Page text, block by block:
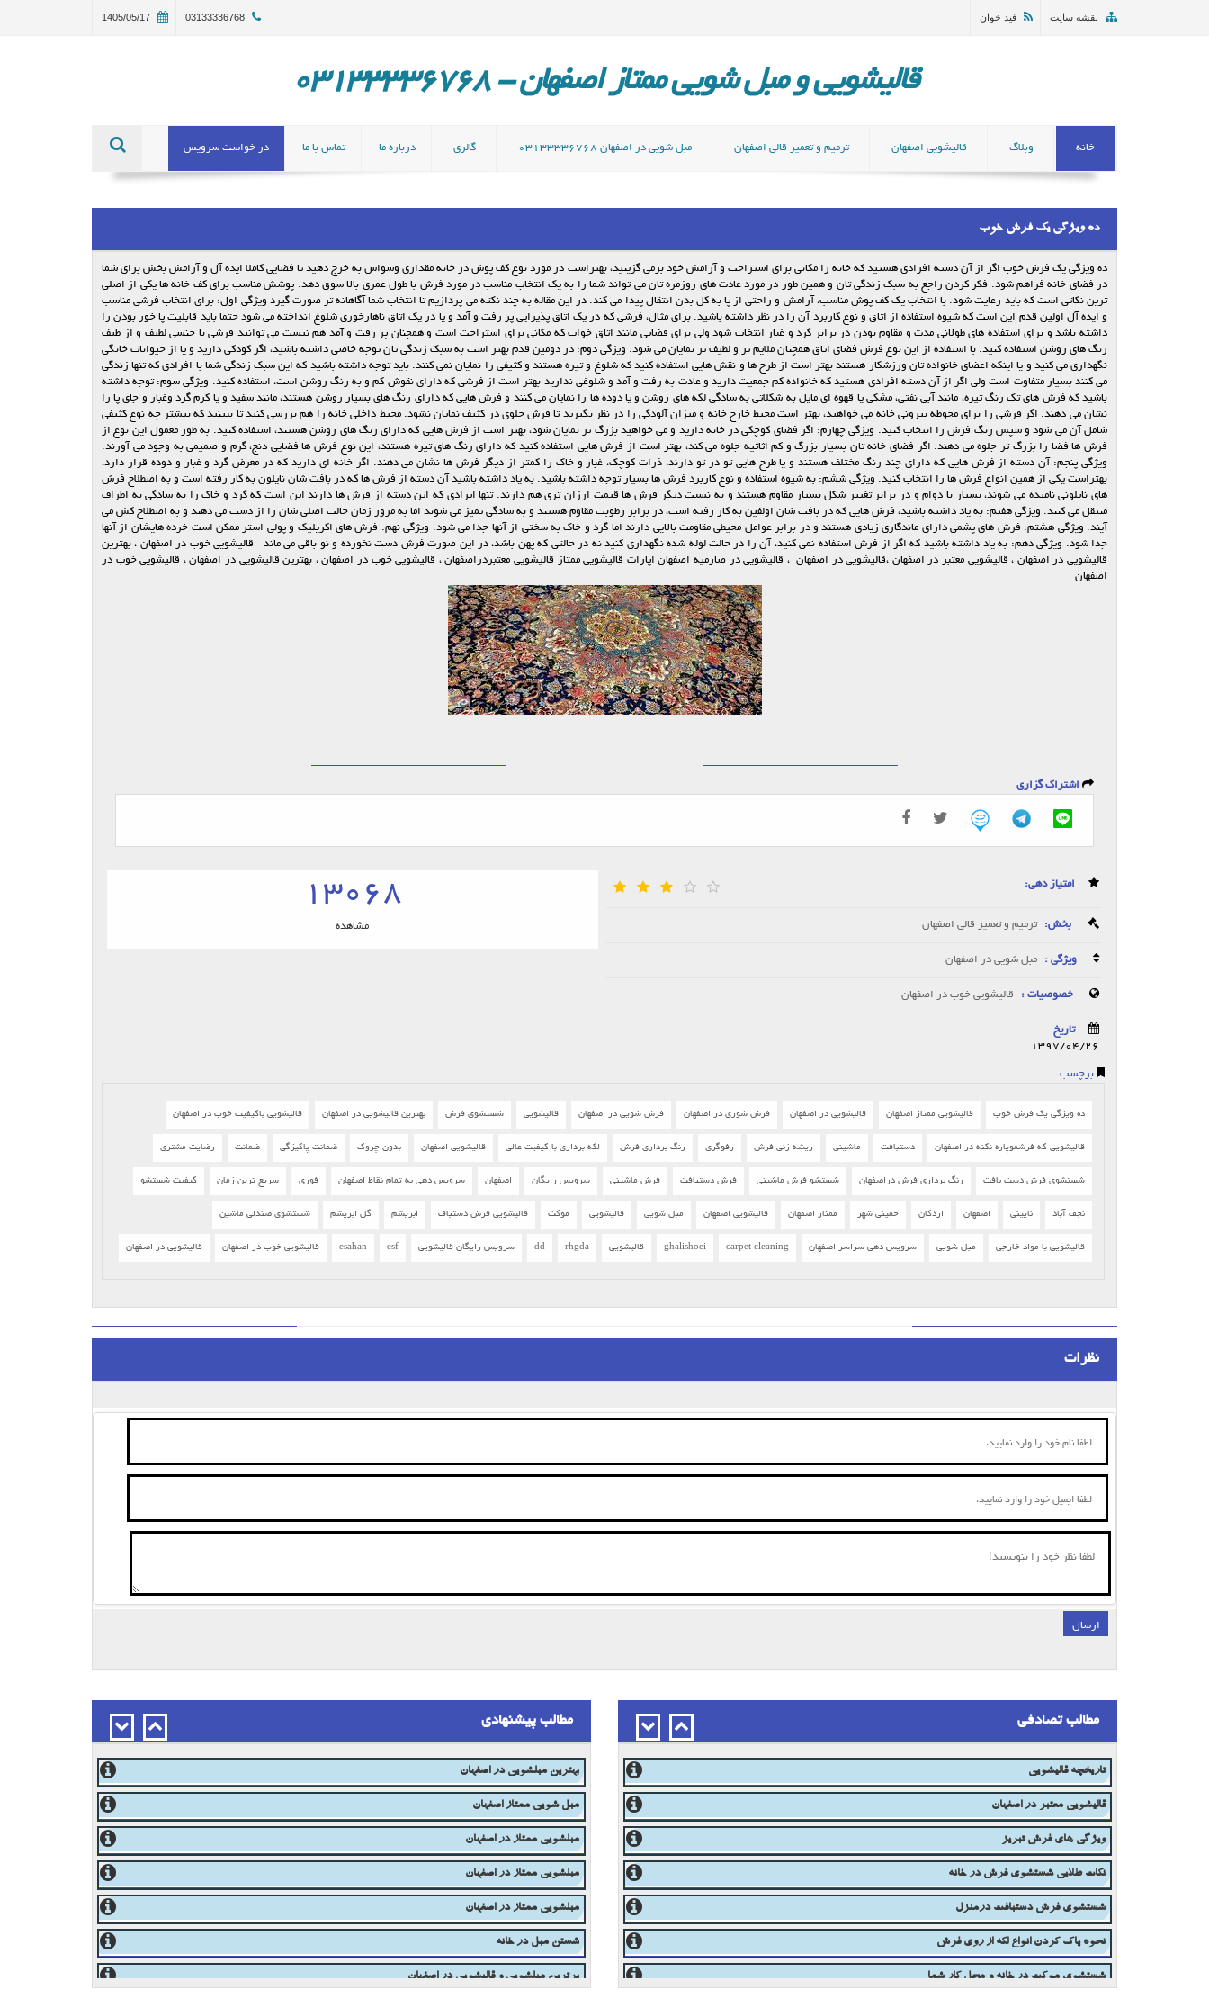
03133336768
1405/05/17 نقشه سایت فید خوان
قالیشویی و مبل شویی ممتاز اصفهان - 03133336768
خانه وبلاگ قالیشویی اصفهان ترمیم و تعمیر قالی اصفهان مبل شویی در اصفهان 03133336768 گالری درباره ما تماس با ما در خواست سرویس
ده ویژگی یک فرش خوب
ده ویژگی یک فرش خوب اگر از آن دسته افرادی هستید که خانه را مکانی برای استراحت و آرامش خود برمی گزینید، بهتراست در مورد نوع کف پوش در خانه مقداری وسواس به خرج دهید تا فضایی کاملا ایده آل و آرامش بخش برای شما
در فضای خانه فراهم شود. فکر کردن راجع به سبک زندگی تان و همین طور در مورد عادت های روزمره تان می تواند شما را به یک انتخاب مناسب در مورد فرش با طول عمری بالا سوق دهد. پوشش مناسب برای کف خانه ها یکی از اصلی
ترین نکاتی است که باید رعایت شود. با انتخاب یک کف پوش مناسب، آرامش و راحتی از پا به کل بدن انتقال پیدا می کند. در این مقاله به چند نکته می پردازیم تا انتخاب شما آگاهانه تر صورت گیرد ویژگی اول: برای انتخاب فرشی مناسب
و ایده آل اولین قدم این است که شیوه استفاده از اتاق و نوع کاربرد آن را در نظر داشته باشید. برای مثال، فرشی که در یک اتاق پذیرایی پر رفت و آمد و یا در یک اتاق ناهارخوری شلوغ انداخته می شود حتما باید قابلیت پا خور بودن را
داشته باشد و برای استفاده های طولانی مدت و مقاوم بودن در برابر گرد و غبار انتخاب شود ولی برای فضایی مانند اتاق خواب که مکانی برای استراحت است و همچنان پر رفت و آمد هم نیست می توانید فرشی با جنسی لطیف و از طیف
رنگ های روشن استفاده کنید. با استفاده از این نوع فرش فضای اتاق همچنان ملایم تر و لطیف تر نمایان می شود. ویژگی دوم: در دومین قدم بهتر است به سبک زندگی تان توجه خاصی داشته باشید، اگر کودکی دارید و یا از حیوانات خانگی
نگهداری می کنید و یا اینکه اعضای خانواده تان ورزشکار هستند بهتر است از طرح ها و نقش هایی استفاده کنید که شلوغ و تیره هستند و کثیفی را نمایان نمی کنند. باید توجه داشته باشید که این سبک زندگی شما با افرادی که تنها زندگی
می کنند بسیار متفاوت است ولی اگر از آن دسته افرادی هستید که خانواده کم جمعیت دارید و عادت به رفت و آمد و شلوغی ندارید بهتر است از فرشی که دارای نقوش کم و به رنگ روشن است، استفاده کنید. ویژگی سوم: توجه داشته
باشید که فرش های تک رنگ تیره، مانند آبی نفتی، مشکی یا قهوه ای مایل به شکلاتی به سادگی لکه های روشن و یا دوده ها را نمایان می کنند و فرش هایی که دارای رنگ های بسیار روشن هستند، مانند سفید و یا کرم گرد وغبار و جای پا را
نشان می دهند. اگر فرشی را برای محوطه بیرونی خانه می خواهید، بهتر است محیط خارج خانه و میزان آلودگی را در نظر بگیرید تا فرش جلوی در کثیف نمایان نشود. محیط داخلی خانه را هم بررسی کنید تا ببینید که بیشتر چه نوع کثیفی
شامل آن می شود و سپس رنگ فرش را انتخاب کنید. ویژگی چهارم: اگر فضای کوچکی در خانه دارید و می خواهید بزرگ تر نمایان شود، بهتر است از فرش هایی که دارای رنگ های روشن هستند، استفاده کنید. به طور معمول این نوع از
فرش ها فضا را بزرگ تر جلوه می دهند. اگر فضای خانه تان بسیار بزرگ و کم اثاثیه جلوه می کند، بهتر است از فرش هایی استفاده کنید که دارای رنگ های تیره هستند، این نوع فرش ها فضایی دنج، گرم و صمیمی به وجود می آورند.
ویژگی پنجم: آن دسته از فرش هایی که دارای چند رنگ مختلف هستند و یا طرح هایی تو در تو دارند، ذرات کوچک، غبار و خاک را کمتر از دیگر فرش ها نشان می دهند. اگر خانه ای دارید که در معرض گرد و غبار و دوده قرار دارد،
بهتراست یکی از همین انواع فرش ها را انتخاب کنید. ویژگی ششم: به شیوه استفاده و نوع کاربرد فرش ها بسیار توجه داشته باشید. به یاد داشته باشید آن دسته از فرش ها که در بافت شان نایلون به کار رفته است و به اصطلاح فرش
های نایلونی نامیده می شوند، بسیار با دوام و در برابر تغییر شکل بسیار مقاوم هستند و به نسبت دیگر فرش ها قیمت ارزان تری هم دارند. تنها ایرادی که این دسته از فرش ها دارند این است که گرد و خاک را به سادگی به اطراف
منتقل می کنند. ویژگی هفتم: به یاد داشته باشید، فرش هایی که در بافت شان اولفین به کار رفته است، در برابر رطوبت مقاوم هستند و به سادگی تمیز می شوند اما به مرور زمان حالت اصلی شان را از دست می دهند و به اصطلاح کش می
آیند. ویژگی هشتم: فرش های پشمی دارای ماندگاری زیادی هستند و در برابر عوامل محیطی مقاومت بالایی دارند اما گرد و خاک به سختی از آنها جدا می شود. ویژگی نهم: فرش های اکریلیک و پولی استر ممکن است خرده هایشان از آنها
جدا شود. ویژگی دهم: به یاد داشته باشید که اگر از فرش استفاده نمی کنید، آن را در حالت لوله شده نگهداری کنید نه در حالتی که پهن باشد، در این صورت فرش دست نخورده و نو باقی می ماند قالیشویی خوب در اصفهان ، بهترین
قالیشویی در اصفهان ، قالیشویی معتبر در اصفهان ،قالیشویی در اصفهان ، قالیشویی در صارمیه اصفهان اپارات قالیشویی ممتاز قالیشویی معتبردراصفهان ، قالیشویی خوب در اصفهان ، بهترین قالیشویی در اصفهان ، قالیشویی خوب در
اصفهان
اشتراک گزاری
امتیاز دهی:
بخش: ترمیم و تعمیر قالی اصفهان
ویژگی : مبل شویی در اصفهان
خصوصیات : قالیشویی خوب در اصفهان
تاریخ
1397/04/26
13068
مشاهده
برچسب
ده ویژگی یک فرش خوب قالیشویی ممتاز اصفهان قالیشویی در اصفهان فرش شوری در اصفهان فرش شویی در اصفهان قالیشویی شستشوی فرش بهترین قالیشویی در اصفهان قالیشویی باکیفیت خوب در اصفهان
قالیشویی که فرشموپاره نکنه در اصفهان دستبافت ماشینی ریشه زنی فرش رفوگری رنگ برداری فرش لکه برداری با کیفیت عالی قالیشویی اصفهان بدون چروک ضمانت پاکیزگی ضمانت رضایت مشتری
شستشوی فرش دست بافت رنگ برداری فرش دراصفهان شستشو فرش ماشینی فرش دستبافت فرش ماشینی سرویس رایگان اصفهان سرویس دهی به تمام نقاط اصفهان فوری سریع ترین زمان کیفیت شستشو
نجف آباد نایینی اصفهان اردکان خمینی شهر ممتاز اصفهان قالیشویی اصفهان مبل شویی قالیشویی موکت قالیشویی فرش دستباف ابریشم گل ابریشم شستشوی صندلی ماشین
قالیشویی با مواد خارجی مبل شویی سرویس دهی سراسر اصفهان carpet cleaning
ghalishoei قالیشویی rhgda
dd سرویس رایگان قالیشویی esf
esahan قالیشویی خوب در اصفهان قالیشویی در اصفهان
نظرات
ارسال
مطالب تصادفی
پرز گیری فرش
تاریخچه قالیشویی
قالیشویی معتبر در اصفهان
ویژگی های فرش تبریز
نکات طلایی شستشوی فرش در خانه
شستشوی فرش دستبافت درمنزل
نحوه پاک کردن انواع لکه از روی فرش
مطالب پیشنهادی
مبل شویی در اصفهان 03133336768
بهترین مبلشویی در اصفهان
مبل شویی ممتاز اصفهان
مبلشویی ممتاز در اصفهان
مبلشویی ممتاز در اصفهان
مبلشویی ممتاز در اصفهان
شستن مبل در خانه